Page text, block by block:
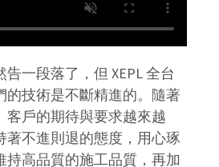
一段落了，但 XEPL 全台
的技術是不斷精進的。隨著
客戶的期待與要求越來越
著不進則退的態度，用心琢
持高品質的施工品質，再加